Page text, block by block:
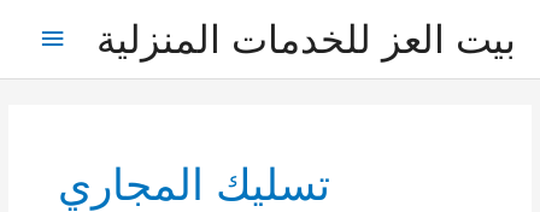
بيت العز للخدمات المنزلية
تسليك المجاري